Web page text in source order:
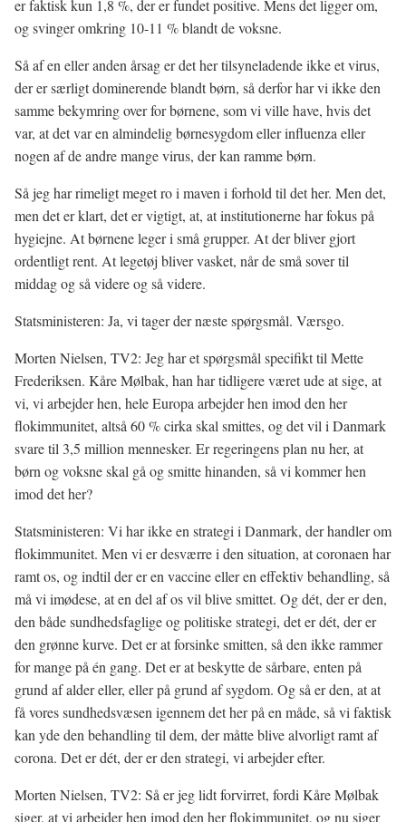
er faktisk kun 1,8 %, der er fundet positive. Mens det ligger om,
og svinger omkring 10-11 % blandt de voksne.
Så af en eller anden årsag er det her tilsyneladende ikke et virus,
der er særligt dominerende blandt børn, så derfor har vi ikke den
samme bekymring over for børnene, som vi ville have, hvis det
var, at det var en almindelig børnesygdom eller influenza eller
nogen af de andre mange virus, der kan ramme børn.
Så jeg har rimeligt meget ro i maven i forhold til det her. Men det,
men det er klart, det er vigtigt, at, at institutionerne har fokus på
hygiejne. At børnene leger i små grupper. At der bliver gjort
ordentligt rent. At legetøj bliver vasket, når de små sover til
middag og så videre og så videre.
Statsministeren: Ja, vi tager der næste spørgsmål. Værsgo.
Morten Nielsen, TV2: Jeg har et spørgsmål specifikt til Mette
Frederiksen. Kåre Mølbak, han har tidligere været ude at sige, at
vi, vi arbejder hen, hele Europa arbejder hen imod den her
flokimmunitet, altså 60 % cirka skal smittes, og det vil i Danmark
svare til 3,5 million mennesker. Er regeringens plan nu her, at
børn og voksne skal gå og smitte hinanden, så vi kommer hen
imod det her?
Statsministeren: Vi har ikke en strategi i Danmark, der handler om
flokimmunitet. Men vi er desværre i den situation, at coronaen har
ramt os, og indtil der er en vaccine eller en effektiv behandling, så
må vi imødese, at en del af os vil blive smittet. Og dét, der er den,
den både sundhedsfaglige og politiske strategi, det er dét, der er
den grønne kurve. Det er at forsinke smitten, så den ikke rammer
for mange på én gang. Det er at beskytte de sårbare, enten på
grund af alder eller, eller på grund af sygdom. Og så er den, at at
få vores sundhedsvæsen igennem det her på en måde, så vi faktisk
kan yde den behandling til dem, der måtte blive alvorligt ramt af
corona. Det er dét, der er den strategi, vi arbejder efter.
Morten Nielsen, TV2: Så er jeg lidt forvirret, fordi Kåre Mølbak
siger, at vi arbejder hen imod den her flokimmunitet, og nu siger